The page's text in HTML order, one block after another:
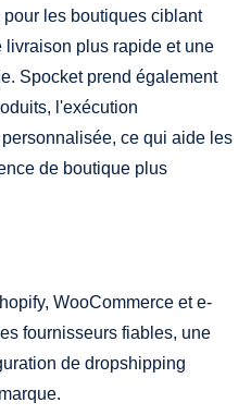
les boutiques ciblant
plus rapide et une
Spocket prend également
l'exécution
ce qui aide les
de boutique plus
WooCommerce et e-
fournisseurs fiables, une
de dropshipping